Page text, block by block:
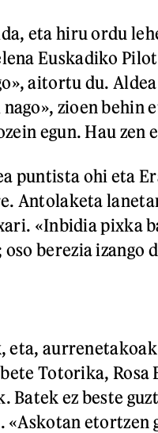
eta hiru ordu
Euskadiko
aitortu du. Aldea
zioen behin
egun. Hau zen
puntista ohi eta
Antolaketa
«Inbidia pixka
berezia izango
eta,
Totorika, Rosa
Batek ez beste
«Askotan etortzen